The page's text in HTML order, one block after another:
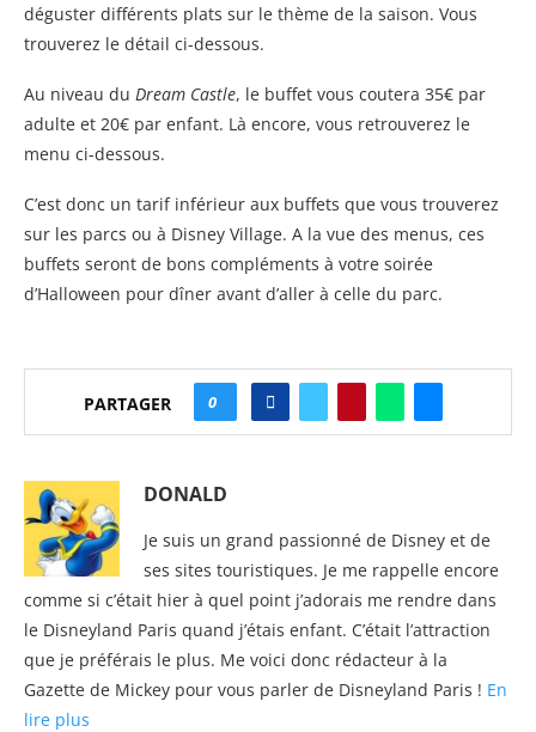
déguster différents plats sur le thème de la saison. Vous
trouverez le détail ci-dessous.
Au niveau du Dream Castle, le buffet vous coutera 35€ par
adulte et 20€ par enfant. Là encore, vous retrouverez le
menu ci-dessous.
C’est donc un tarif inférieur aux buffets que vous trouverez
sur les parcs ou à Disney Village. A la vue des menus, ces
buffets seront de bons compléments à votre soirée
d’Halloween pour dîner avant d’aller à celle du parc.
PARTAGER 0
DONALD
Je suis un grand passionné de Disney et de
ses sites touristiques. Je me rappelle encore
comme si c’était hier à quel point j’adorais me rendre dans
le Disneyland Paris quand j’étais enfant. C’était l’attraction
que je préférais le plus. Me voici donc rédacteur à la
Gazette de Mickey pour vous parler de Disneyland Paris ! En
lire plus